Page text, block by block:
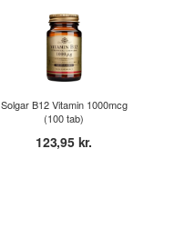
Solgar B12 Vitamin 1000mcg
(100 tab)
123,95 kr.